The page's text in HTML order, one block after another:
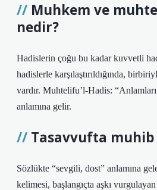
Muhkem ve
nedir?
Hadislerin çoğu bu kadar kuvvetli
hadislerle karşılaştırıldığında,
vardır. Muhtelifu’l-Hadis:
anlamına gelir.
Tasavvufta muhib
Sözlükte “sevgili, dost” anlamına
kelimesi, başlangıçta aşkı